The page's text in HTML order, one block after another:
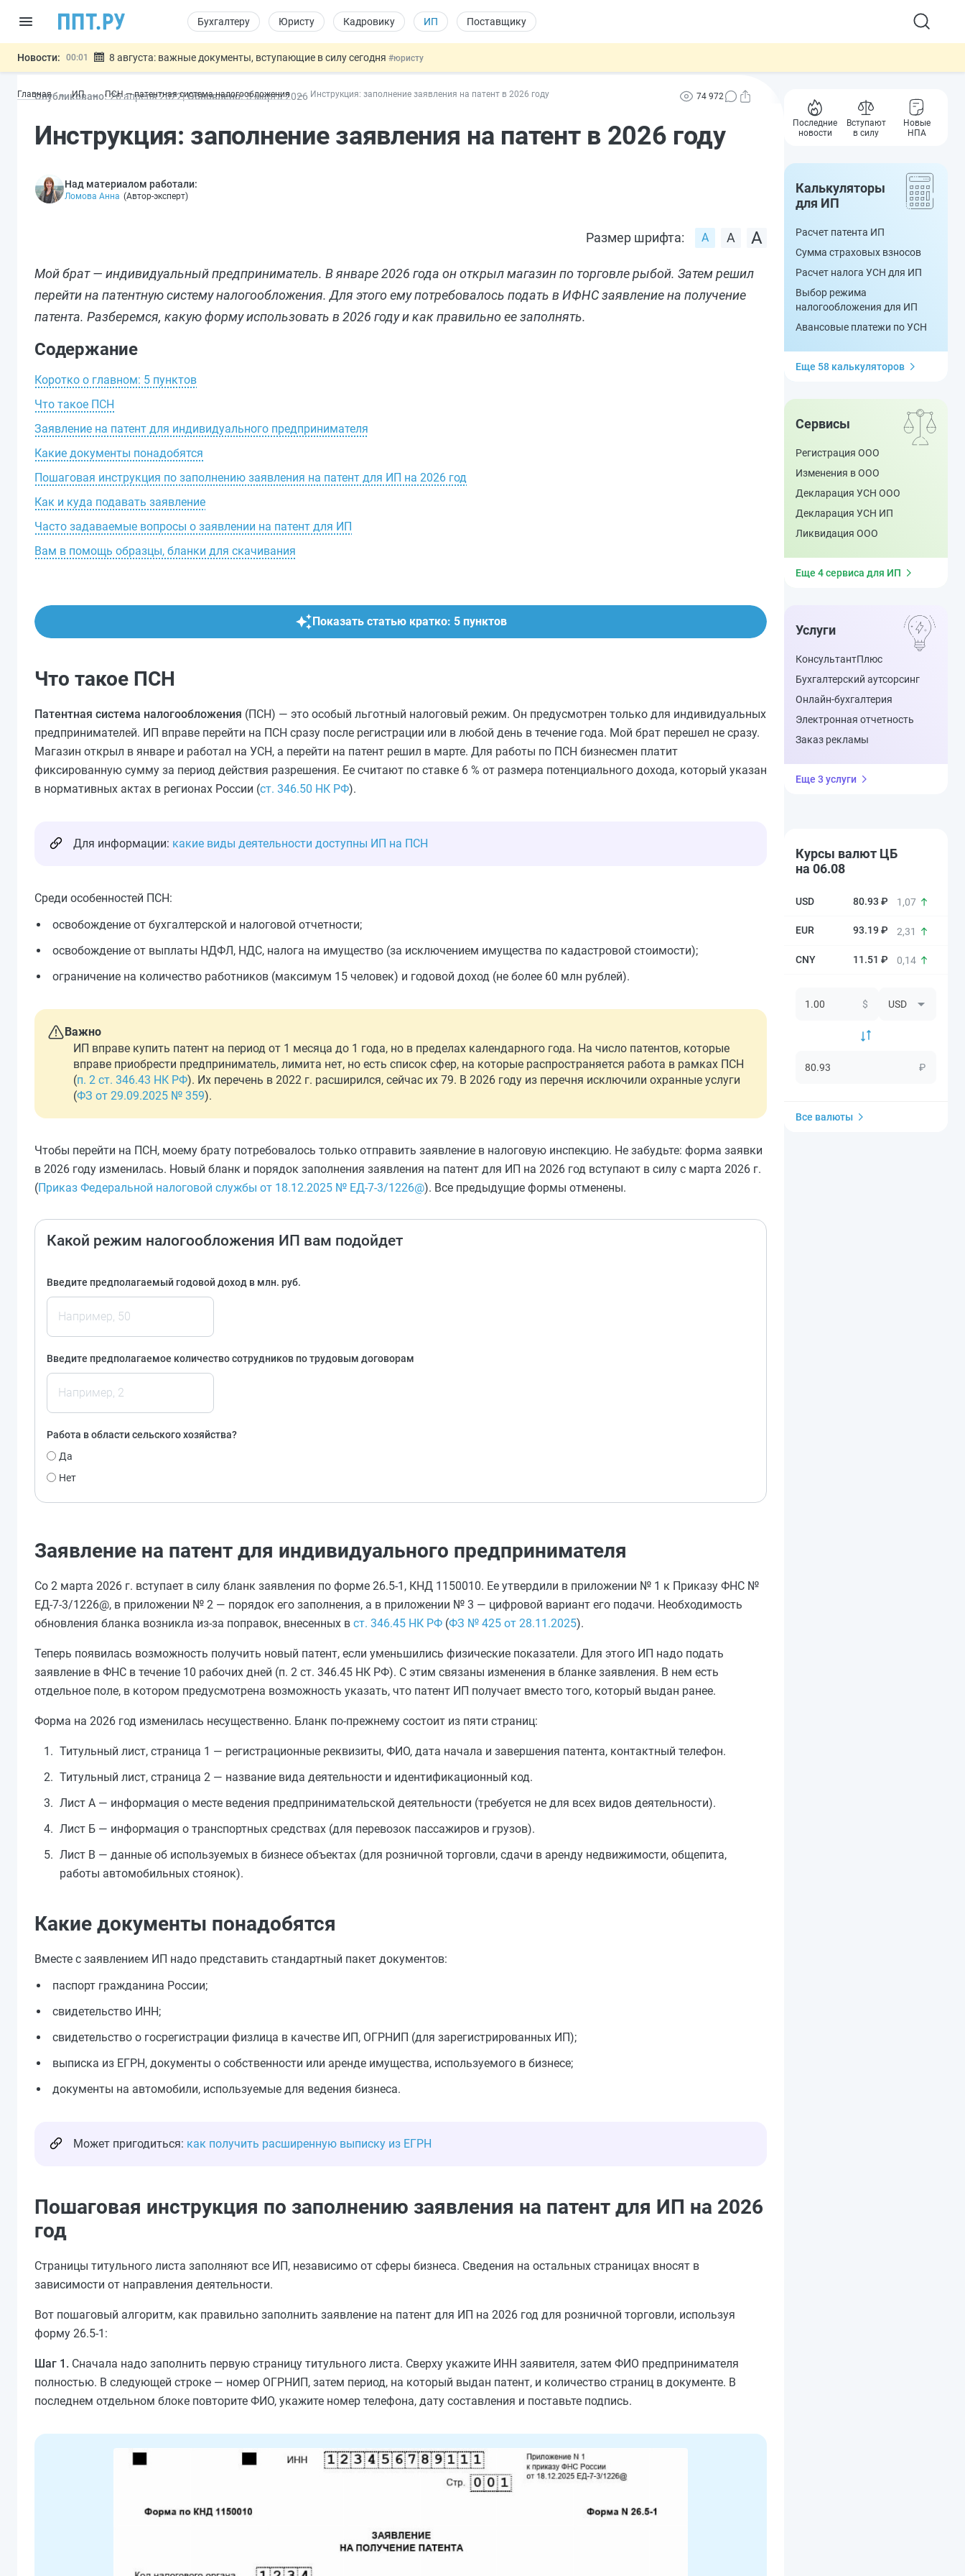
Бухгалтеру Юристу Кадровику ИП Поставщику
Новости: 00:01 8 августа: важные документы, вступающие в силу сегодня #юристу
07.08 Дистанционную работу беременных пропишут в ТК РФ#кадровику
07.08
Важно Разработают единые критерии трудовых и ГПХ-отношений #кадровику
Главная ИП ПСН — патентная система налогообложения Инструкция: заполнение заявления на патент в 2026 году
Опубликовано: 26 апреля2022 Обновлено: 3 марта2026 74 972
Инструкция: заполнение заявления на патент в 2026 году
Над материалом работали:
Ломова Анна (Автор-эксперт)
Размер шрифта:
Мой брат — индивидуальный предприниматель. В январе 2026 года он открыл магазин по торговле рыбой. Затем решил
перейти на патентную систему налогообложения. Для этого ему потребовалось подать в ИФНС заявление на получение
патента. Разберемся, какую форму использовать в 2026 году и как правильно ее заполнять.
Содержание
Коротко о главном: 5 пунктов
Что такое ПСН
Заявление на патент для индивидуального предпринимателя
Какие документы понадобятся
Пошаговая инструкция по заполнению заявления на патент для ИП на 2026 год
Как и куда подавать заявление
Часто задаваемые вопросы о заявлении на патент для ИП
Вам в помощь образцы, бланки для скачивания
Показать статью кратко: 5 пунктов
Что такое ПСН
Патентная система налогообложения (ПСН) — это особый льготный налоговый режим. Он предусмотрен только для индивидуальных
предпринимателей. ИП вправе перейти на ПСН сразу после регистрации или в любой день в течение года. Мой брат перешел не сразу.
Магазин открыл в январе и работал на УСН, а перейти на патент решил в марте. Для работы по ПСН бизнесмен платит
фиксированную сумму за период действия разрешения. Ее считают по ставке 6 % от размера потенциального дохода, который указан
в нормативных актах в регионах России (ст. 346.50 НК РФ).
Для информации: какие виды деятельности доступны ИП на ПСН
Среди особенностей ПСН:
освобождение от бухгалтерской и налоговой отчетности;
освобождение от выплаты НДФЛ, НДС, налога на имущество (за исключением имущества по кадастровой стоимости);
ограничение на количество работников (максимум 15 человек) и годовой доход (не более 60 млн рублей).
Важно
ИП вправе купить патент на период от 1 месяца до 1 года, но в пределах календарного года. На число патентов, которые
вправе приобрести предприниматель, лимита нет, но есть список сфер, на которые распространяется работа в рамках ПСН
(п. 2 ст. 346.43 НК РФ). Их перечень в 2022 г. расширился, сейчас их 79. В 2026 году из перечня исключили охранные услуги
(ФЗ от 29.09.2025 № 359).
Чтобы перейти на ПСН, моему брату потребовалось только отправить заявление в налоговую инспекцию. Не забудьте: форма заявки
в 2026 году изменилась. Новый бланк и порядок заполнения заявления на патент для ИП на 2026 год вступают в силу с марта 2026 г.
(Приказ Федеральной налоговой службы от 18.12.2025 № ЕД-7-3/1226@). Все предыдущие формы отменены.
Какой режим налогообложения ИП вам подойдет
Введите предполагаемый годовой доход в млн. руб.
Введите предполагаемое количество сотрудников по трудовым договорам
Работа в области сельского хозяйства?
Да
Нет
Заявление на патент для индивидуального предпринимателя
Со 2 марта 2026 г. вступает в силу бланк заявления по форме 26.5-1, КНД 1150010. Ее утвердили в приложении № 1 к Приказу ФНС №
ЕД-7-3/1226@, в приложении № 2 — порядок его заполнения, а в приложении № 3 — цифровой вариант его подачи. Необходимость
обновления бланка возникла из-за поправок, внесенных в ст. 346.45 НК РФ (ФЗ № 425 от 28.11.2025).
Теперь появилась возможность получить новый патент, если уменьшились физические показатели. Для этого ИП надо подать
заявление в ФНС в течение 10 рабочих дней (п. 2 ст. 346.45 НК РФ). С этим связаны изменения в бланке заявления. В нем есть
отдельное поле, в котором предусмотрена возможность указать, что патент ИП получает вместо того, который выдан ранее.
Форма на 2026 год изменилась несущественно. Бланк по-прежнему состоит из пяти страниц:
Титульный лист, страница 1 — регистрационные реквизиты, ФИО, дата начала и завершения патента, контактный телефон.
Титульный лист, страница 2 — название вида деятельности и идентификационный код.
Лист А — информация о месте ведения предпринимательской деятельности (требуется не для всех видов деятельности).
Лист Б — информация о транспортных средствах (для перевозок пассажиров и грузов).
Лист В — данные об используемых в бизнесе объектах (для розничной торговли, сдачи в аренду недвижимости, общепита,
работы автомобильных стоянок).
Какие документы понадобятся
Вместе с заявлением ИП надо представить стандартный пакет документов:
паспорт гражданина России;
свидетельство ИНН;
свидетельство о госрегистрации физлица в качестве ИП, ОГРНИП (для зарегистрированных ИП);
выписка из ЕГРН, документы о собственности или аренде имущества, используемого в бизнесе;
документы на автомобили, используемые для ведения бизнеса.
Может пригодиться: как получить расширенную выписку из ЕГРН
Пошаговая инструкция по заполнению заявления на патент для ИП на 2026
год
Страницы титульного листа заполняют все ИП, независимо от сферы бизнеса. Сведения на остальных страницах вносят в
зависимости от направления деятельности.
Вот пошаговый алгоритм, как правильно заполнить заявление на патент для ИП на 2026 год для розничной торговли, используя
форму 26.5-1:
Шаг 1. Сначала надо заполнить первую страницу титульного листа. Сверху укажите ИНН заявителя, затем ФИО предпринимателя
полностью. В следующей строке — номер ОГРНИП, затем период, на который выдан патент, и количество страниц в документе. В
последнем отдельном блоке повторите ФИО, укажите номер телефона, дату составления и поставьте подпись.
Последние
новости
Вступают
в силу
Новые
НПА
Калькуляторы
для ИП
Расчет патента ИП
Сумма страховых взносов
Расчет налога УСН для ИП
Выбор режима
налогообложения для ИП
Авансовые платежи по УСН
Еще 58 калькуляторов
Сервисы
Регистрация ООО
Изменения в ООО
Декларация УСН ООО
Декларация УСН ИП
Ликвидация ООО
Еще 4 сервиса для ИП
Услуги
КонсультантПлюс
Бухгалтерский аутсорсинг
Онлайн-бухгалтерия
Электронная отчетность
Заказ рекламы
Еще 3 услуги
Курсы валют ЦБ
на 06.08
80.93 ₽ 1,07
93.19 ₽ 2,31
11.51 ₽ 0,14
$
₽
Все валюты